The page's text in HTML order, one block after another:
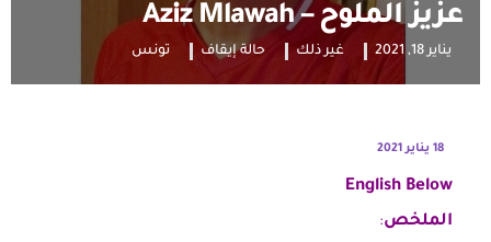
عزيز الملوح – Aziz Mlawah
يناير 18, 2021 غير ذلك حالة إيقاف تونس
18 يناير 2021
English Below
الملخص: